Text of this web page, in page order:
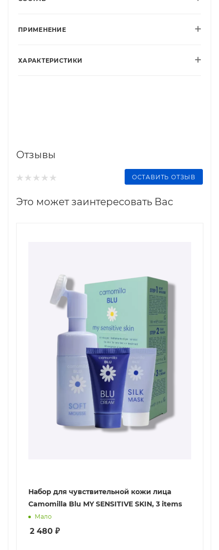
ПРИМЕНЕНИЕ
ХАРАКТЕРИСТИКИ
Отзывы
ОСТАВИТЬ ОТЗЫВ
Это может заинтересовать Вас
Набор для чувствительной кожи лица
Camomilla Blu MY SENSITIVE SKIN, 3 items
Мало
2 480 ₽